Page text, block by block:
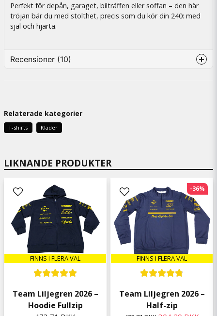
Perfekt för depån, garaget, bilträffen eller soffan – den här
tröjan bär du med stolthet, precis som du kör din 240: med
själ och hjärta.
Recensioner (10)
Gerhard
for 2 måneder siden
Allt i sin ordning, Bra.
for 4 måneder siden
for 9 måneder siden
Sitter bra och helt okej kvalitet
Anonym
for 9 måneder siden
Köpte en T-shirt som var väldigt skön! Fick
dock ingen autograf som jag blev lovad.
Per Olof
Oscar
for 10 måneder siden
LIKNANDE PRODUKTER
FINNS I FLERA VAL
Team Liljegren 2026 –
Hoodie Fullzip
FINNS I FLERA VAL
Team Liljegren 2026 –
Half-zip
-36%
Relaterade kategorier
T-shirts Kläder